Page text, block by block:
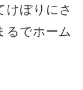
けぼりにさ
るでホーム